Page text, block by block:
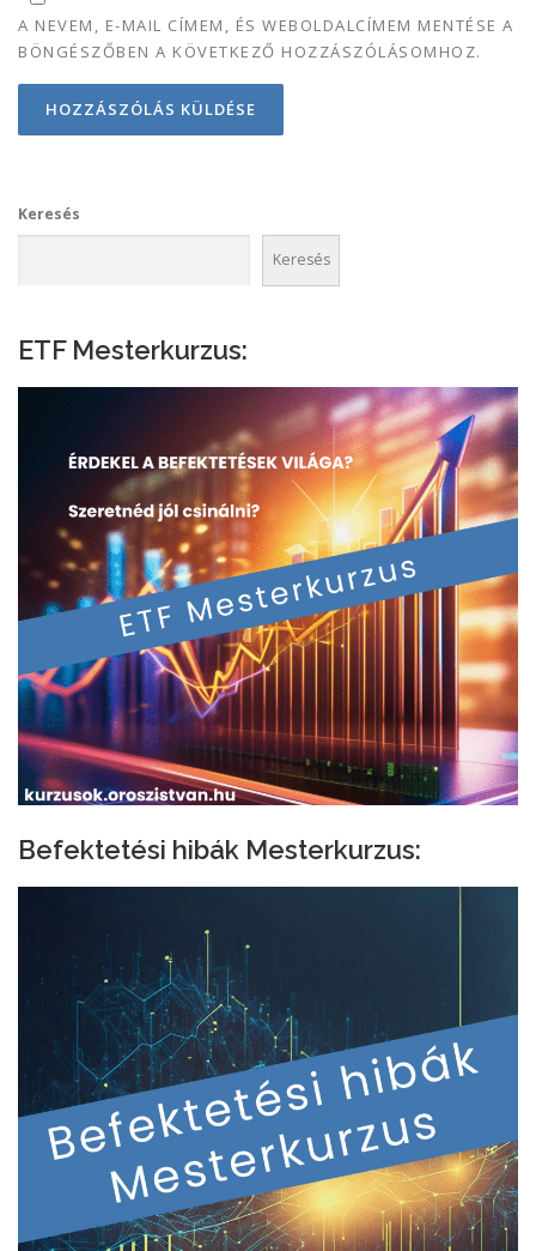
A NEVEM, E-MAIL CÍMEM, ÉS WEBOLDALCÍMEM MENTÉSE A
BÖNGÉSZŐBEN A KÖVETKEZŐ HOZZÁSZÓLÁSOMHOZ.
Keresés
Keresés
ETF Mesterkurzus:
Befektetési hibák Mesterkurzus: